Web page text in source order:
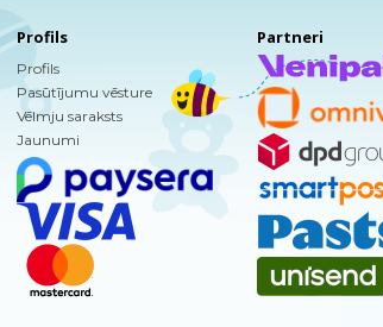
Profils
Profils
Pasūtījumu vēsture
Vēlmju saraksts
Jaunumi
Partneri